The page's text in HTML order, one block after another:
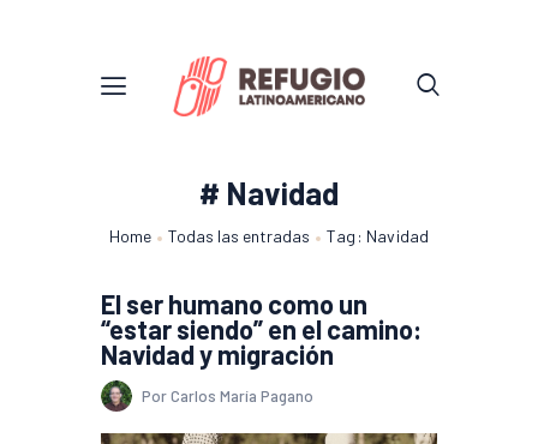
# Navidad
Home Todas las entradas Tag: Navidad
El ser humano como un
“estar siendo” en el camino:
Navidad y migración
Por Carlos María Pagano